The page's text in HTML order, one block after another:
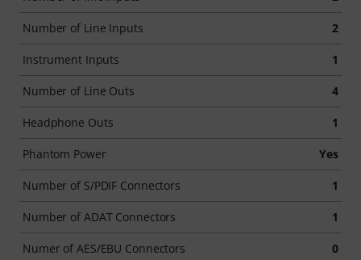
Number of Line Inputs 2
Instrument Inputs 1
Number of Line Outs 4
Headphone Outs 1
Phantom Power Yes
Number of S/PDIF Connectors 1
Number of ADAT Connectors 1
Numer of AES/EBU Connectors 0